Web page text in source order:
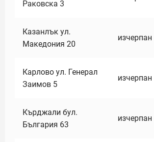
Раковска 3
Казанлък ул.
Македония 20
изчерпан
Карлово ул. Генерал
Заимов 5
изчерпан
Кърджали бул.
България 63
изчерпан